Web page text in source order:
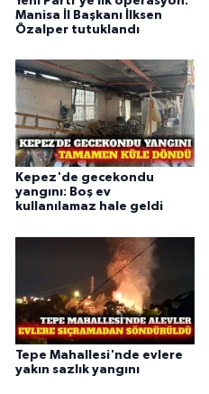
Manisa İl Başkanı İlksen
Özalper tutuklandı
Kepez'de gecekondu
yangını: Boş ev
kullanılamaz hale geldi
Tepe Mahallesi'nde evlere
yakın sazlık yangını